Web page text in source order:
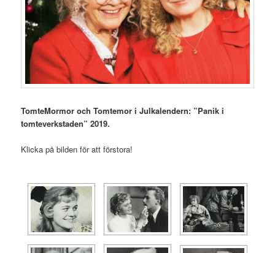
TomteMormor och Tomtemor i Julkalendern: ”Panik i
tomteverkstaden” 2019.
Klicka på bilden för att förstora!